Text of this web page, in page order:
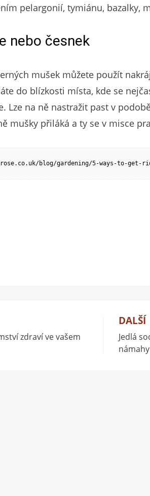
pelargonií, tymiánu, bazalky,
nebo česnek
mušek můžete použít
do blízkosti místa, kde se
Lze na ně nastražit past v
mušky přiláká a ty se v misce
blog/gardening/5-ways-to-
zdraví ve vašem
DALŠÍ
Jedlá
námahy